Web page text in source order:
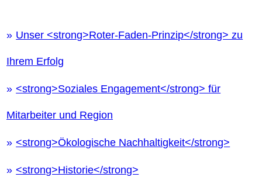
Unser <strong>Roter-Faden-Prinzip</strong> zu
Ihrem Erfolg
<strong>Soziales Engagement</strong> für
Mitarbeiter und Region
<strong>Ökologische Nachhaltigkeit</strong>
<strong>Historie</strong>